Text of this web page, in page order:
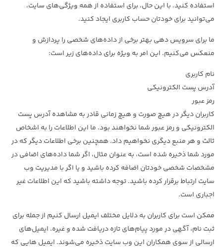
استفاده کنید. با این حال، برای استفاده از همه ویژگی‌های سایت،
می‌توانید برای خودتان حساب کاربری ایجاد کنید.
ما برای سرویس دهی بهتر برخی از داده‌های شخصی را پردازش و
منعکس می‌کنیم. این امر به ویژه برای داده‌های زیر است:
نام کاربری
آدرس پست الکترونیکی
رمز عبور
کاربران دیگر در هیچ صورت و هیچ زمانی قادر به مشاهده آدرس پست
الکترونیکی و رمز عبور شما نخواهند بود. ما این اطلاعات را به اشخاص
ثالث و هر منبع دیگری نخواهیم داد. همچنین برخی اطلاعات دیگر که در
مورد شما ذخیره شده است، به عنوان مثال، اگر شما داده‌های اضافی در
مشخصات شخصی خودتان اضافه کرده باشید و یا اگر با مدیریت وب
سایت ارتباط برقرار کرده باشید. توجه داشته باشید که این اطلاعات غیر
اجباری است.
ممکن است برای کاربران به دلایل مختلف ایمیل ارسال ‌کنیم از جمله برای
ثبت نام، آگهی در مورد پیام‌های تازه دریافت شده و غیره. ایمیل‌های
ارسالی از سوی همکاران این وب سایت ذخیره می‌شوند. ایمیل هایی که